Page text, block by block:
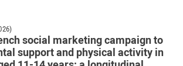
social marketing campaign to
support and physical activity in